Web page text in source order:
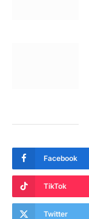
Facebook
TikTok
Twitter